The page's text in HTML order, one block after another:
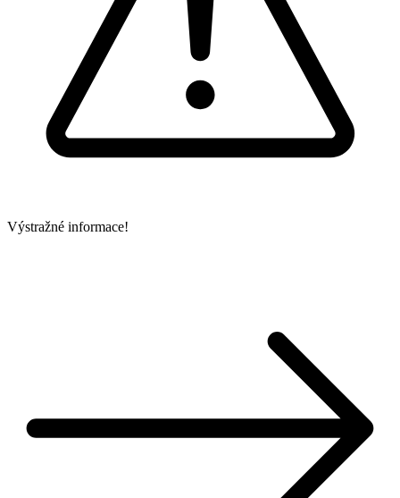
Výstražné informace!